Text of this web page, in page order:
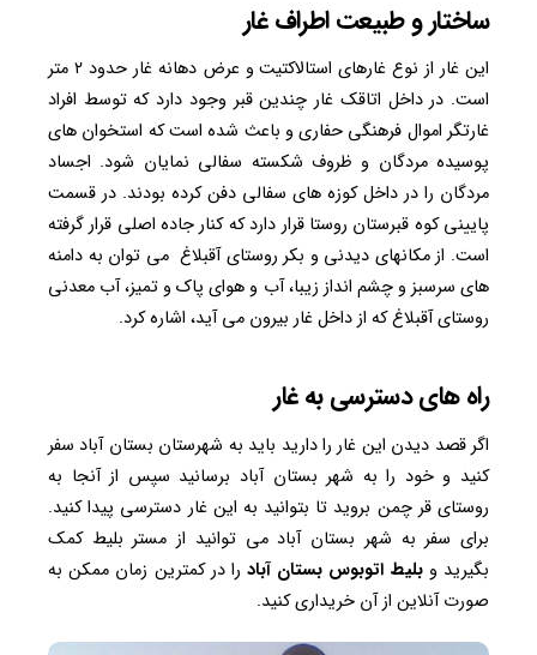
ساختار و طبیعت اطراف غار
این غار از نوع غارهای استالاکتیت و عرض دهانه غار حدود ۲ متر
است. در داخل اتاقک غار چندین قبر وجود دارد که توسط افراد
غارتگر اموال فرهنگی حفاری و باعث شده است که استخوان های
پوسیده مردگان و ظروف شکسته سفالی نمایان شود. اجساد
مردگان را در داخل کوزه های سفالی دفن کرده بودند. در قسمت
پایینی کوه قبرستان روستا قرار دارد که کنار جاده اصلی قرار گرفته
است. از مکانهای دیدنی و بکر روستای آقبلاغ می توان به دامنه
های سرسبز و چشم انداز زیبا، آب و هوای پاک و تمیز، آب معدنی
روستای آقبلاغ که از داخل غار بیرون می آید، اشاره کرد.
راه های دسترسی به غار
اگر قصد دیدن این غار را دارید باید به شهرستان بستان آباد سفر
کنید و خود را به شهر بستان آباد برسانید سپس از آنجا به
روستای قر چمن بروید تا بتوانید به این غار دسترسی پیدا کنید.
برای سفر به شهر بستان آباد می توانید از مستر بلیط کمک
بگیرید وبلیط اتوبوس بستان آبادرا در کمترین زمان ممکن به
صورت آنلاین از آن خریداری کنید.